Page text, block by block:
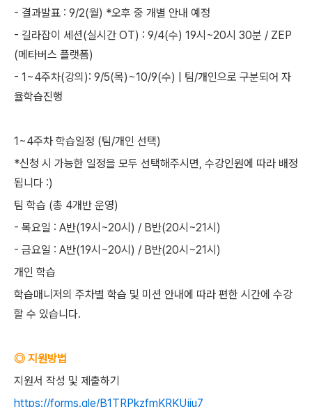
- 결과발표 : 9/2(월) *오후 중 개별 안내 예정
- 길라잡이 세션(실시간 OT) : 9/4(수) 19시~20시 30분 / ZEP
(메타버스 플랫폼)
- 1~4주차(강의): 9/5(목)~10/9(수) | 팀/개인으로 구분되어 자
율학습진행
1~4주차 학습일정 (팀/개인 선택)
*신청 시 가능한 일정을 모두 선택해주시면, 수강인원에 따라 배정
됩니다 :)
팀 학습 (총 4개반 운영)
- 목요일 : A반(19시~20시) / B반(20시~21시)
- 금요일 : A반(19시~20시) / B반(20시~21시)
개인 학습
학습매니저의 주차별 학습 및 미션 안내에 따라 편한 시간에 수강
할 수 있습니다.
◎ 지원방법
지원서 작성 및 제출하기
https://forms.gle/B1TRPkzfmKRKUjiu7